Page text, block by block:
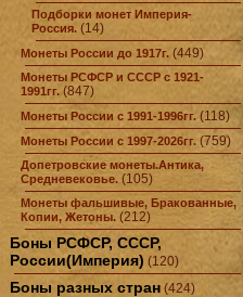
Подборки монет Империя-
Россия. (14)
Монеты России до 1917г. (449)
Монеты РСФСР и СССР с 1921-
1991гг. (847)
Монеты России с 1991-1996гг. (118)
Монеты России с 1997-2026гг. (759)
Допетровские монеты.Антика,
Средневековье. (105)
Монеты фальшивые, Бракованные,
Копии, Жетоны. (212)
Боны РСФСР, СССР,
России(Империя) (120)
Боны разных стран (424)